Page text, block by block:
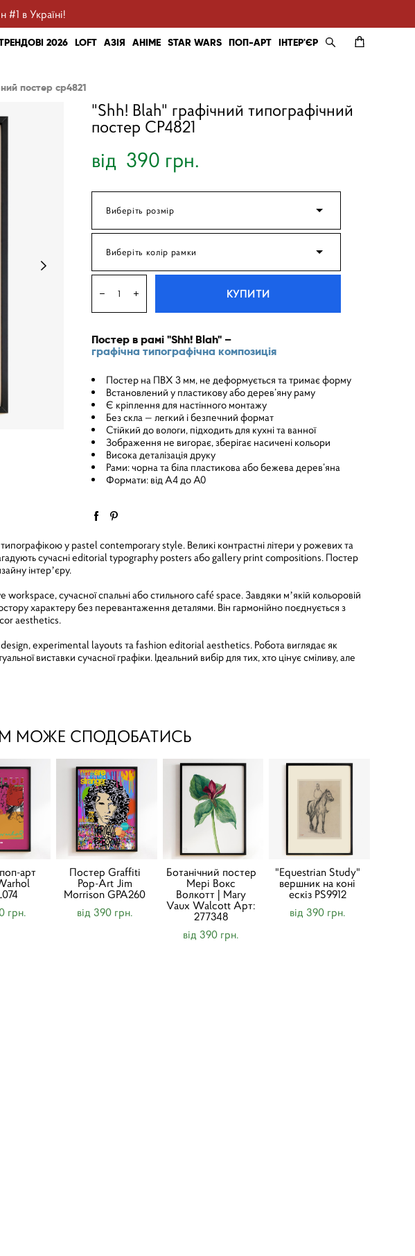
#1 в Україні!
2026 LOFT АЗІЯ АНІМЕ STAR WARS ПОП-АРТ ІНТЕР'ЄР
постер cp4821
"Shh! Blah" графічний типографічний
постер CP4821
від 390 грн.
Виберіть розмір
Виберіть колір рамки
КУПИТИ
Постер в рамі "Shh! Blah" –
графічна типографічна композиція
Постер на ПВХ 3 мм, не деформується та тримає форму
Встановлений у пластикову або дерев’яну раму
Є кріплення для настінного монтажу
Без скла — легкий і безпечний формат
Стійкий до вологи, підходить для кухні та ванної
Зображення не вигорає, зберігає насичені кольори
Висока деталізація друку
Рами: чорна та біла пластикова або бежева дерев’яна
Формати: від A4 до A0
у pastel contemporary style. Великі контрастні літери у рожевих та
сучасні editorial typography posters або gallery print compositions. Постер
інтерʼєру.
сучасної спальні або стильного café space. Завдяки мʼякій кольоровій
характеру без перевантаження деталями. Він гармонійно поєднується з
aesthetics.
experimental layouts та fashion editorial aesthetics. Робота виглядає як
виставки сучасної графіки. Ідеальний вибір для тих, хто цінує сміливу, але
МОЖЕ СПОДОБАТИСЬ
арт
грн.
Постер Graffiti
Pop-Art Jim
Morrison GPA260
від 390 грн.
Ботанічний постер
Мері Вокс
Волкотт | Mary
Vaux Walcott Арт:
277348
від 390 грн.
"Equestrian Study"
вершник на коні
ескіз PS9912
від 390 грн.